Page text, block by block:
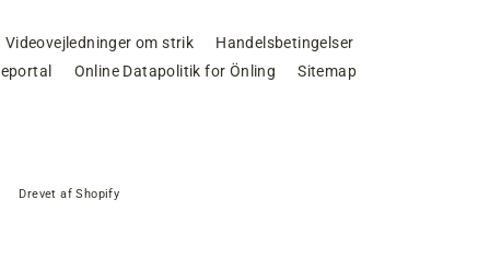
Videovejledninger om strik
Handelsbetingelser
Online Datapolitik for Önling Sitemap
Drevet af Shopify